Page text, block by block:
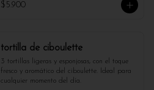
$5.900
tortilla de ciboulette
3 tortillas ligeras y esponjosas, con el toque
fresco y aromático del ciboulette. Ideal para
cualquier momento del día.